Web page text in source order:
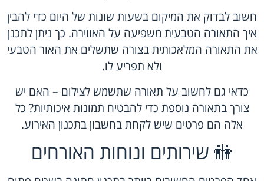
חשוב לבדוק את המיקום בשעות שונות של היום כדי להבין
איך התאורה הטבעית משפיעה על האווירה. כך ניתן לתכנן
את התאורה המלאכותית בצורה שתשלים את האור הטבעי
ולא תפריע לו.
כדאי גם לחשוב על תאורה שתשמש לצילום – האם יש
צורך בתאורה נוספת כדי להבטיח תמונות איכותיות? כל
אלה הם פרטים שיש לקחת בחשבון בתכנון האירוע.
🚻 שירותים ונוחות האורחים